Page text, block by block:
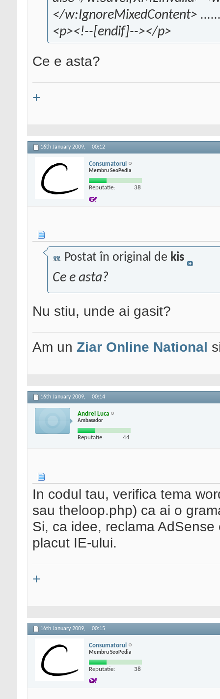
</w:IgnoreMixedContent>
<p><!--[endif]--></p>
Ce e asta?
+
16th January 2009, 00:12
Consumatorul
Membru SeoPedia
Reputatie: 38
Postat în original de kis
Ce e asta?
Nu stiu, unde ai gasit?
Am un Ziar Online National
16th January 2009, 00:14
Andrei Luca
Ambasador
Reputatie: 44
In codul tau, verifica tema
sau theloop.php) ca ai o
Si, ca idee, reclama
placut IE-ului.
+
16th January 2009, 00:15
Consumatorul
Membru SeoPedia
Reputatie: 38